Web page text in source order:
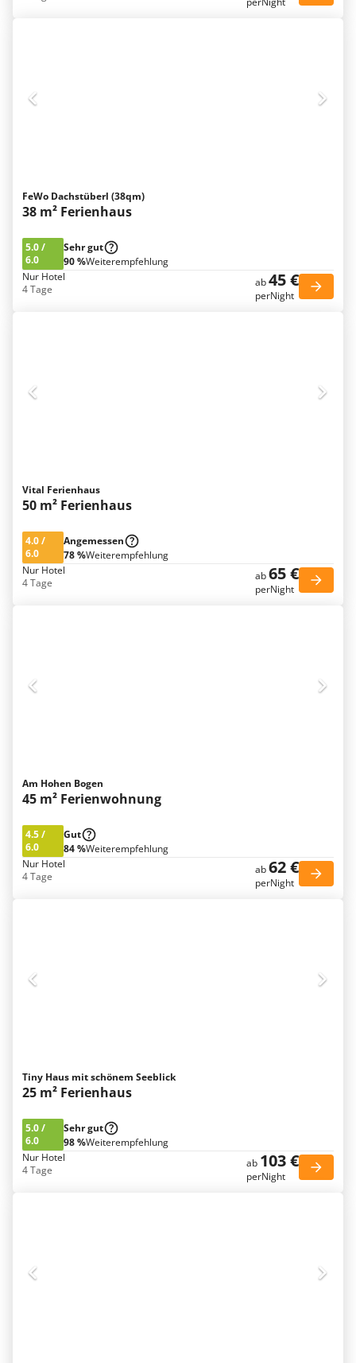
FeWo Dachstüberl (38qm)
38 m² Ferienhaus
5.0/
6.0
Sehr gut
90 %Weiterempfehlung
Nur Hotel
4 Tage
ab45 €
perNight
Vital Ferienhaus
50 m² Ferienhaus
4.0/
6.0
Angemessen
78 %Weiterempfehlung
Nur Hotel
4 Tage
ab65 €
perNight
Am Hohen Bogen
45 m² Ferienwohnung
4.5/
6.0
Gut
84 %Weiterempfehlung
Nur Hotel
4 Tage
ab62 €
perNight
Tiny Haus mit schönem Seeblick
25 m² Ferienhaus
5.0/
6.0
Sehr gut
98 %Weiterempfehlung
Nur Hotel
4 Tage
ab 103 €
perNight